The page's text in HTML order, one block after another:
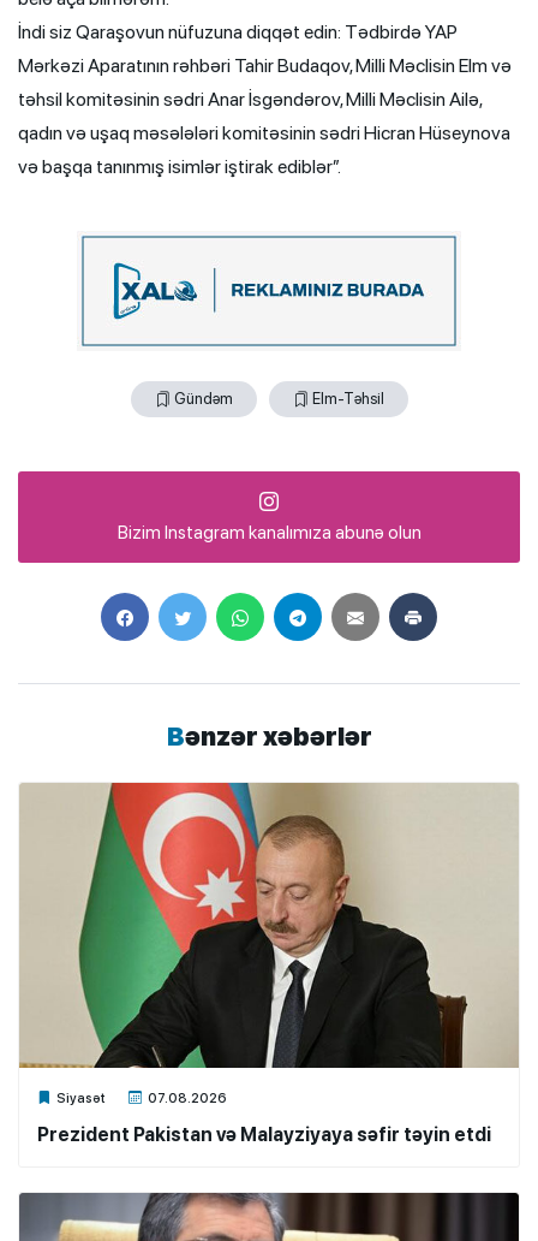
İndi siz Qaraşovun nüfuzuna diqqət edin: Tədbirdə YAP
Mərkəzi Aparatının rəhbəri Tahir Budaqov, Milli Məclisin Elm və
təhsil komitəsinin sədri Anar İsgəndərov, Milli Məclisin Ailə,
qadın və uşaq məsələləri komitəsinin sədri Hicran Hüseynova
və başqa tanınmış isimlər iştirak ediblər”.
Gündəm Elm-Təhsil
Bizim Instagram kanalımıza abunə olun
Bənzər xəbərlər
Siyasət 07.08.2026
Xalq.Online
Prezident Pakistan və Malayziyaya səfir təyin etdi